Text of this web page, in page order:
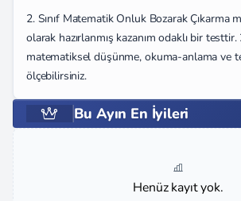
2. Sınıf Matematik Onluk Bozarak Çıkarma
olarak hazırlanmış kazanım odaklı bir
matematiksel düşünme, okuma-anlama ve
ölçebilirsiniz.
Bu Ayın En İyileri
Henüz kayıt yok.